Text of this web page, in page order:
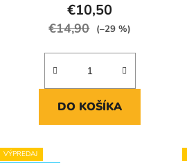
€10,50
€14,90 (–29 %)
DO KOŠÍKA
VÝPREDAJ